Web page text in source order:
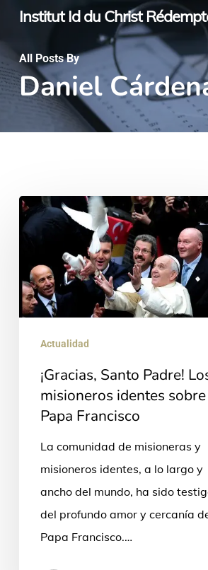
Skip
main
content
Institut Id du Christ
All Posts By
Daniel
¡Gracias,
Santo
Los
misioneros
identes
sobre
Francisco
Actualidad
¡Gracias, Santo Padre!
misioneros identes sobre
Papa Francisco
La comunidad de misioneras y
misioneros identes, a lo largo y
ancho del mundo, ha sido
del profundo amor y cercanía
Papa Francisco.…